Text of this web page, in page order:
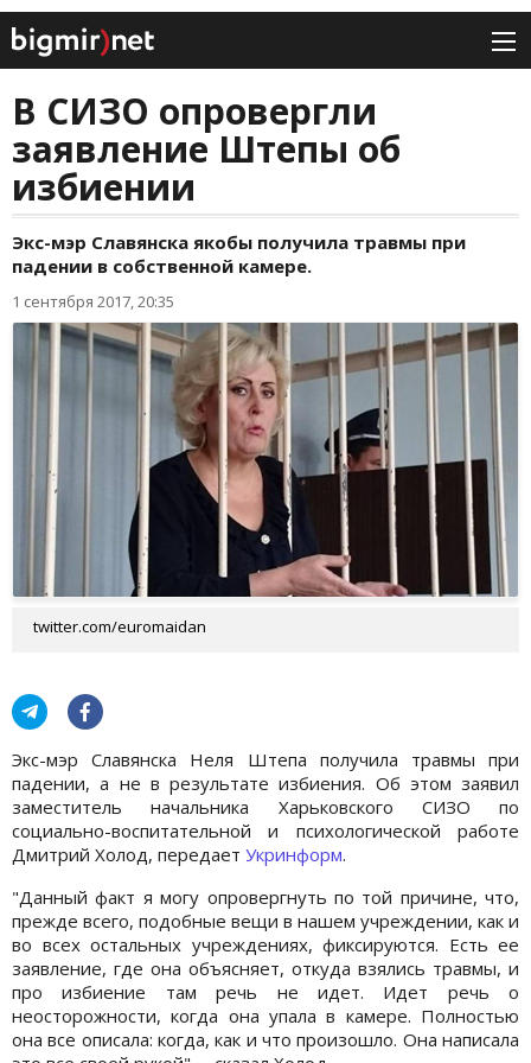
В СИЗО опровергли
заявление Штепы об
избиении
Экс-мэр Славянска якобы получила травмы при
падении в собственной камере.
1 сентября 2017, 20:35
twitter.com/euromaidan
Экс-мэр Славянска Неля Штепа получила травмы при
падении, а не в результате избиения. Об этом заявил
заместитель начальника Харьковского СИЗО по
социально-воспитательной и психологической работе
Дмитрий Холод, передает Укринформ.
"Данный факт я могу опровергнуть по той причине, что,
прежде всего, подобные вещи в нашем учреждении, как и
во всех остальных учреждениях, фиксируются. Есть ее
заявление, где она объясняет, откуда взялись травмы, и
про избиение там речь не идет. Идет речь о
неосторожности, когда она упала в камере. Полностью
она все описала: когда, как и что произошло. Она написала